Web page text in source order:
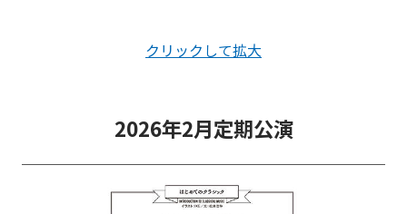
クリックして拡大
2026年2月定期公演